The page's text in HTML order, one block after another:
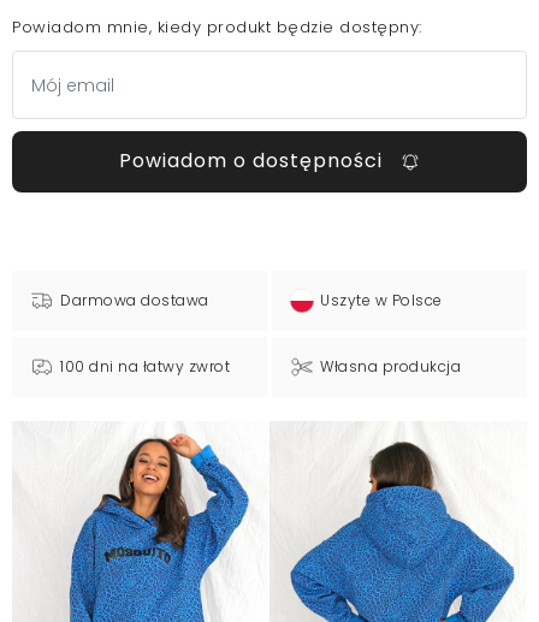
Powiadom mnie, kiedy produkt będzie dostępny:
Powiadom o dostępności
Darmowa dostawa Uszyte w Polsce
100 dni na łatwy zwrot Własna produkcja